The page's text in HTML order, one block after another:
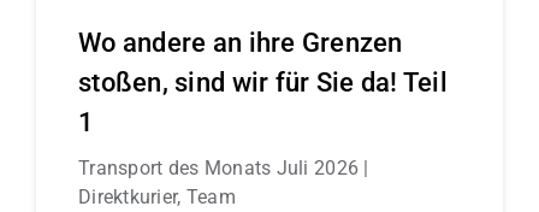
Wo andere an ihre Grenzen
stoßen, sind wir für Sie da! Teil
1
Transport des Monats Juli 2026 |
Direktkurier, Team